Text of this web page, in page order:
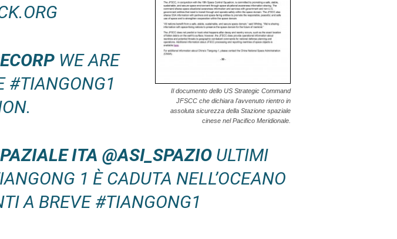
Il documento dello US Strategic Command
JFSCC che dichiara l'avvenuto rientro in
assoluta sicurezza della Stazione spaziale
cinese nel Pacifico Meridionale.
WE ARE
#TIANGONG1
ITA @ASI_SPAZIO ULTIMI
1 È CADUTA NELL’OCEANO
A BREVE #TIANGONG1